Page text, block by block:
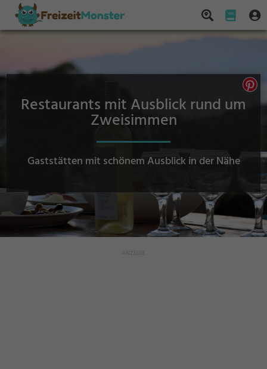
Restaurants mit Ausblick rund um
Zweisimmen
Gaststätten mit schönem Ausblick in der Nähe